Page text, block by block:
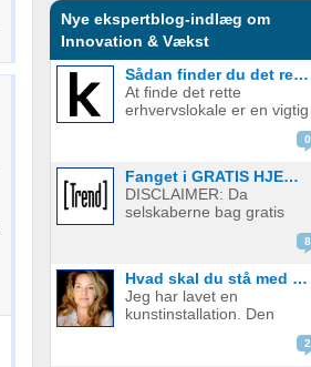
Nye ekspertblog-indlæg om
Innovation & Vækst
Sådan finder du det rette erhvervslokale til din virksomhed
At finde det rette
erhvervslokale er en vigtig
virksomhed. Lokalet bliver
arbejdsdagen, kulturen,
kundemøderne og
udviklingen på både kort
og lang sigt. Derfor er det
0
Fanget i GRATIS HJEMMESIDE fælden? Sådan kan du måske komme ud af aftalen
DISCLAIMER: Da
selskaberne bag gratis
forskellige kontrakter, som
være stor forskel på
indholdet og ordlyden af
de forskellige kontrakter.
8
Hvad skal du stå med om et år?
Jeg har lavet en
kunstinstallation. Den
2